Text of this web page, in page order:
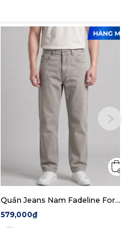
Quần Jeans Nam Fadeline Form
Baggy
579,000₫